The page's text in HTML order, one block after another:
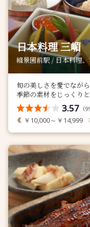
日本料理 三嵋
縮景園前駅 / 日本料理
旬の美しさを愛でなが
季節の素材をじっくりと
3.57 （
￥10,000～￥14,999